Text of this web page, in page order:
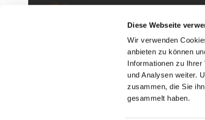
Diese Webseite
Wir verwenden
anbieten zu können
Informationen zu
und Analysen weiter.
zusammen, die Sie
gesammelt haben.
Kirchenteams